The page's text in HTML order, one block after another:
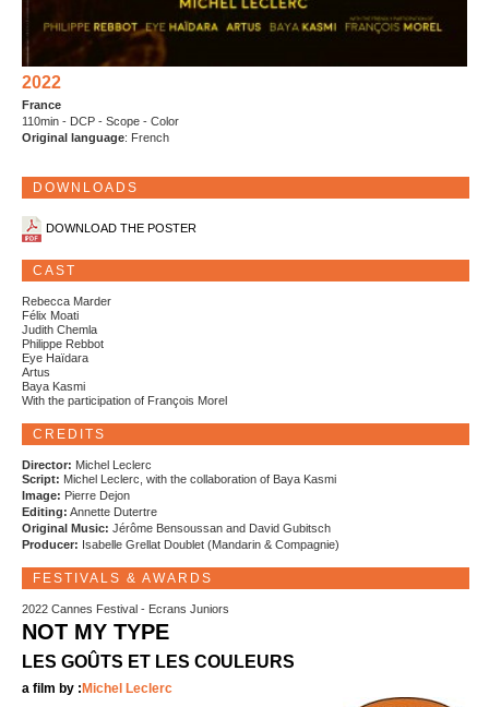
2022
France
110min - DCP - Scope - Color
Original language: French
DOWNLOADS
DOWNLOAD THE POSTER
CAST
Rebecca Marder
Félix Moati
Judith Chemla
Philippe Rebbot
Eye Haïdara
Artus
Baya Kasmi
With the participation of François Morel
CREDITS
Director: Michel Leclerc
Script: Michel Leclerc, with the collaboration of Baya Kasmi
Image: Pierre Dejon
Editing: Annette Dutertre
Original Music: Jérôme Bensoussan and David Gubitsch
Producer: Isabelle Grellat Doublet (Mandarin & Compagnie)
FESTIVALS & AWARDS
2022 Cannes Festival - Ecrans Juniors
NOT MY TYPE
LES GOÛTS ET LES COULEURS
a film by : Michel Leclerc